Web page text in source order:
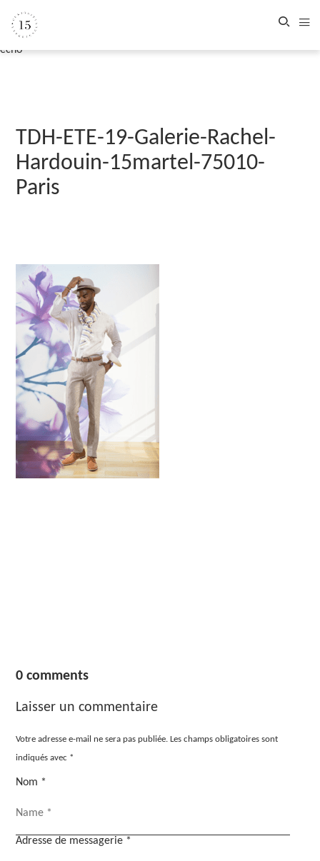
echo '
TDH-ETE-19-Galerie-Rachel-
Hardouin-15martel-75010-
Paris
0 comments
Laisser un commentaire
Votre adresse e-mail ne sera pas publiée. Les champs obligatoires sont
indiqués avec *
Nom *
Adresse de messagerie *